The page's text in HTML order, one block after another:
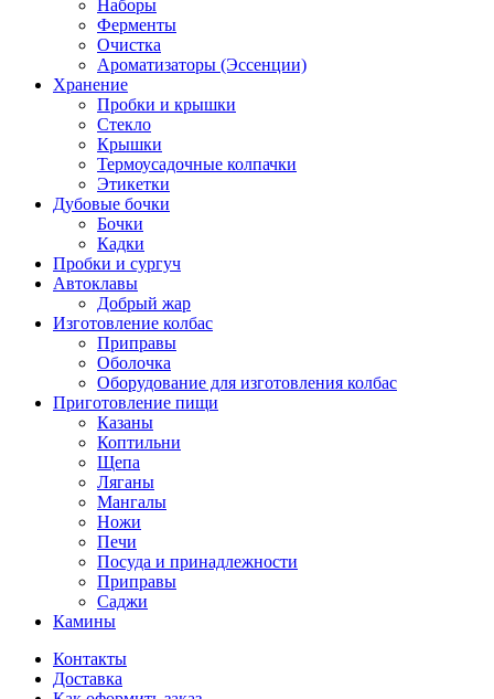
Наборы
Ферменты
Очистка
Ароматизаторы (Эссенции)
Хранение
Пробки и крышки
Стекло
Крышки
Термоусадочные колпачки
Этикетки
Дубовые бочки
Бочки
Кадки
Пробки и сургуч
Автоклавы
Добрый жар
Изготовление колбас
Приправы
Оболочка
Оборудование для изготовления колбас
Приготовление пищи
Казаны
Коптильни
Щепа
Ляганы
Мангалы
Ножи
Печи
Посуда и принадлежности
Приправы
Саджи
Камины
Контакты
Доставка